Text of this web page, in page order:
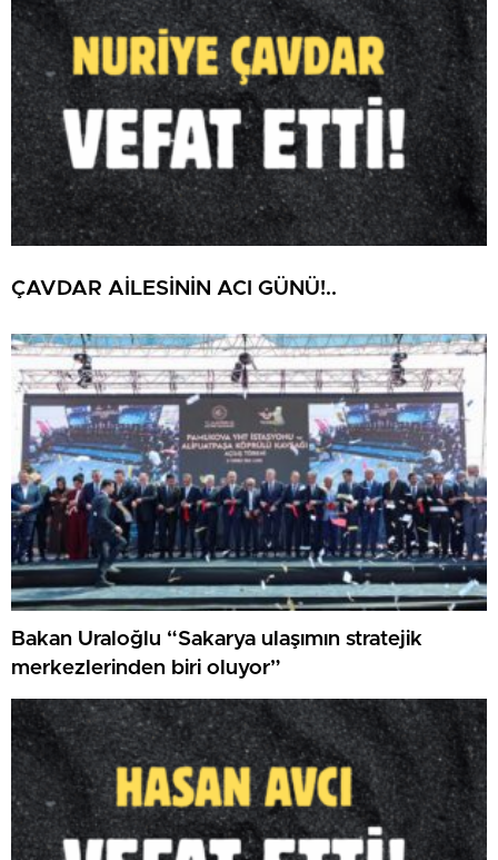
ÇAVDAR AİLESİNİN ACI GÜNÜ!..
Bakan Uraloğlu “Sakarya ulaşımın stratejik
merkezlerinden biri oluyor”